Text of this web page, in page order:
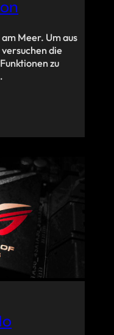
Meer. Um aus
die
zu